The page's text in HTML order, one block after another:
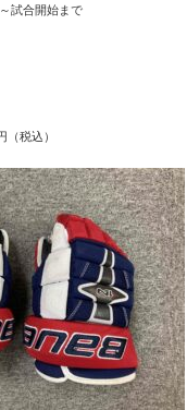
試合開始まで
税込）